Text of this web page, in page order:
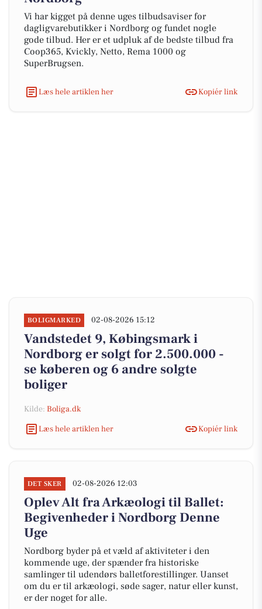
Vi har kigget på denne uges tilbudsaviser for
dagligvarebutikker i Nordborg og fundet nogle
gode tilbud. Her er et udpluk af de bedste tilbud fra
Coop365, Kvickly, Netto, Rema 1000 og
SuperBrugsen.
Læs hele artiklen her Kopiér link
BOLIGMARKED 02-08-2026 15:12
Vandstedet 9, Købingsmark i
Nordborg er solgt for 2.500.000 -
se køberen og 6 andre solgte
boliger
Kilde: Boliga.dk
Læs hele artiklen her
Kopiér link
DET SKER 02-08-2026 12:03
Oplev Alt fra Arkæologi til Ballet:
Begivenheder i Nordborg Denne
Uge
Nordborg byder på et væld af aktiviteter i den
kommende uge, der spænder fra historiske
samlinger til udendørs balletforestillinger. Uanset
om du er til arkæologi, søde sager, natur eller kunst,
er der noget for alle.